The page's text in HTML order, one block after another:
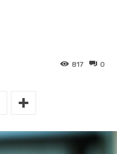
0
817